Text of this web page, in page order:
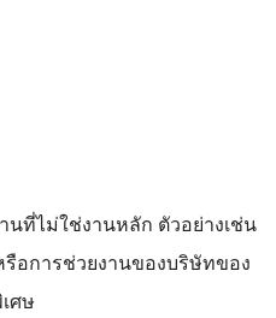
ที่ไม่ใช่งานหลัก ตัวอย่างเช่น
อการช่วยงานของบริษัทของ
ศษ